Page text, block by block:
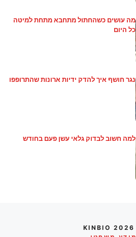
מה עושים כשהחתול מתחבא מתחת למיטה
כל היום
נגר חושף איך להדק ידיות ארונות שהתרופפו
למה חשוב לבדוק גלאי עשן פעם בחודש